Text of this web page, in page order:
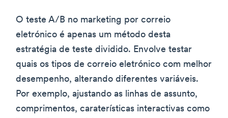
O teste A/B no marketing por correio
eletrónico é apenas um método desta
estratégia de teste dividido. Envolve testar
quais os tipos de correio eletrónico com melhor
desempenho, alterando diferentes variáveis.
Por exemplo, ajustando as linhas de assunto,
comprimentos, caraterísticas interactivas como